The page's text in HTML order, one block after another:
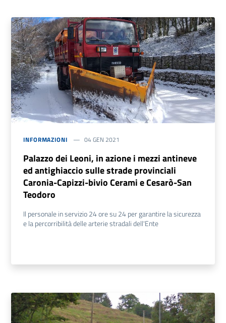
INFORMAZIONI 04 GEN 2021
Palazzo dei Leoni, in azione i mezzi antineve
ed antighiaccio sulle strade provinciali
Caronia-Capizzi-bivio Cerami e Cesarò-San
Teodoro
Il personale in servizio 24 ore su 24 per garantire la sicurezza
e la percorribilità delle arterie stradali dell'Ente